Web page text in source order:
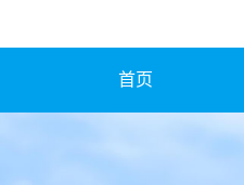
首页